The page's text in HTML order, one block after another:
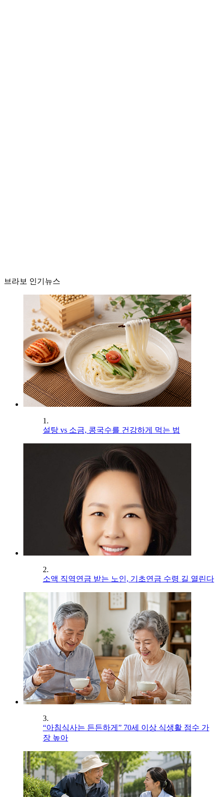
브라보 인기뉴스
1.
설탕 vs 소금, 콩국수를 건강하게 먹는 법
2.
소액 직역연금 받는 노인, 기초연금 수령 길 열린다
3.
“아침식사는 든든하게” 70세 이상 식생활 점수 가
장 높아